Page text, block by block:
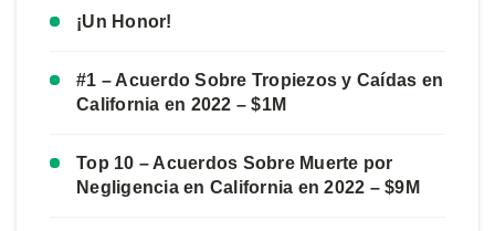
¡Un Honor!
#1 – Acuerdo Sobre Tropiezos y Caídas en
California en 2022 – $1M
Top 10 – Acuerdos Sobre Muerte por
Negligencia en California en 2022 – $9M